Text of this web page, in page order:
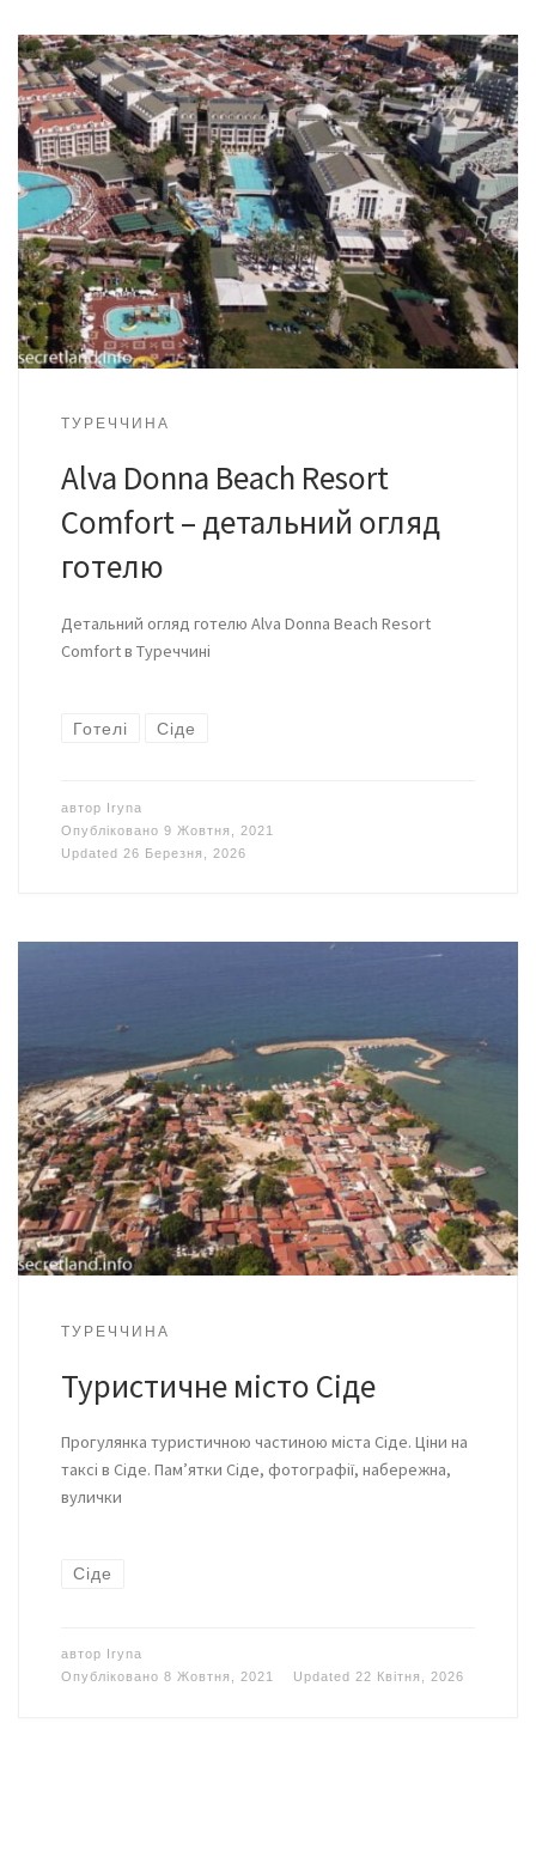
ТУРЕЧЧИНА
Alva Donna Beach Resort
Comfort – детальний огляд
готелю
Детальний огляд готелю Alva Donna Beach Resort
Comfort в Туреччині
Готелі Сіде
автор Iryna
Опубліковано 9 Жовтня, 2021
Updated 26 Березня, 2026
ТУРЕЧЧИНА
Туристичне місто Сіде
Прогулянка туристичною частиною міста Сіде. Ціни на
таксі в Сіде. Пам’ятки Сіде, фотографії, набережна,
вулички
Сіде
автор Iryna
Опубліковано 8 Жовтня, 2021 Updated 22 Квітня, 2026